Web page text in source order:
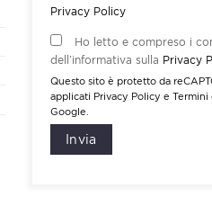
Privacy Policy
Ho letto e compreso i
dell’informativa sulla Privacy
Questo sito è protetto da
applicati Privacy Policy e Termini
Google.
Invia